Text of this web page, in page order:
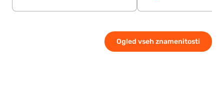
Ogled vseh znamenitosti